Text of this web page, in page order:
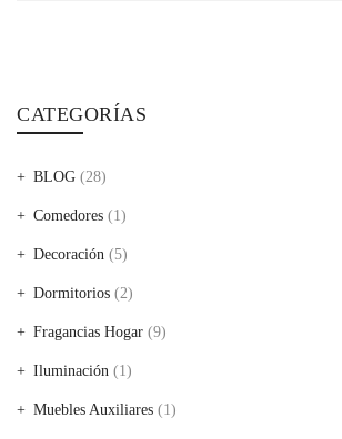
CATEGORÍAS
BLOG (28)
Comedores (1)
Decoración (5)
Dormitorios (2)
Fragancias Hogar (9)
Iluminación (1)
Muebles Auxiliares (1)